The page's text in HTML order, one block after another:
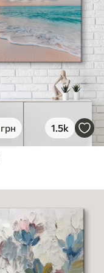
грн 1.5k